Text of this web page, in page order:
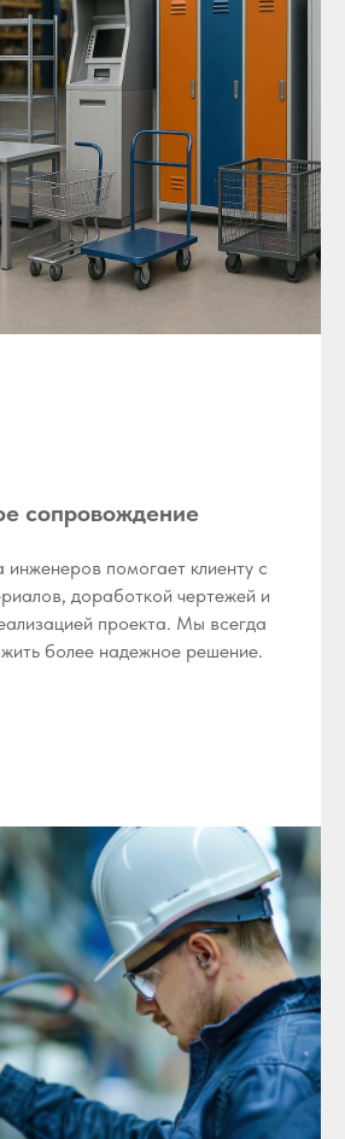
сопровождение
помогает клиенту с
доработкой чертежей и
проекта. Мы всегда
более надежное решение.